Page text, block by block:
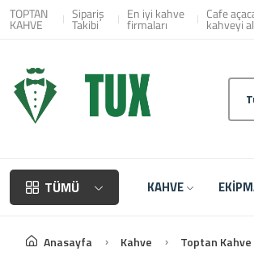
TOPTAN
KAHVE
Sipariş
Takibi
En iyi kahve
firmaları
Cafe
kahveyi
TÜMÜ KAHVE
Anasayfa Kahve Toptan Kahve